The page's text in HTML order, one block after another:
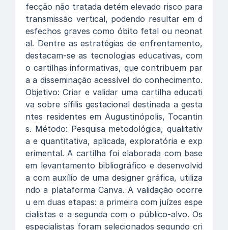
fecção não tratada detém elevado risco para
transmissão vertical, podendo resultar em d
esfechos graves como óbito fetal ou neonat
al. Dentre as estratégias de enfrentamento,
destacam-se as tecnologias educativas, com
o cartilhas informativas, que contribuem par
a a disseminação acessível do conhecimento.
Objetivo: Criar e validar uma cartilha educati
va sobre sífilis gestacional destinada a gesta
ntes residentes em Augustinópolis, Tocantin
s. Método: Pesquisa metodológica, qualitativ
a e quantitativa, aplicada, exploratória e exp
erimental. A cartilha foi elaborada com base
em levantamento bibliográfico e desenvolvid
a com auxílio de uma designer gráfica, utiliza
ndo a plataforma Canva. A validação ocorre
u em duas etapas: a primeira com juízes espe
cialistas e a segunda com o público-alvo. Os
especialistas foram selecionados segundo cri